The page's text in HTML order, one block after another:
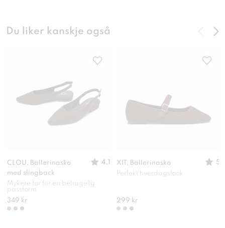
Du liker kanskje også
CLOU, Ballerinasko
med slingback
4.1
Mykere for for en behagelig
passform
349 kr
XIT, Ballerinasko
5
Perfekt hverdagslook
299 kr